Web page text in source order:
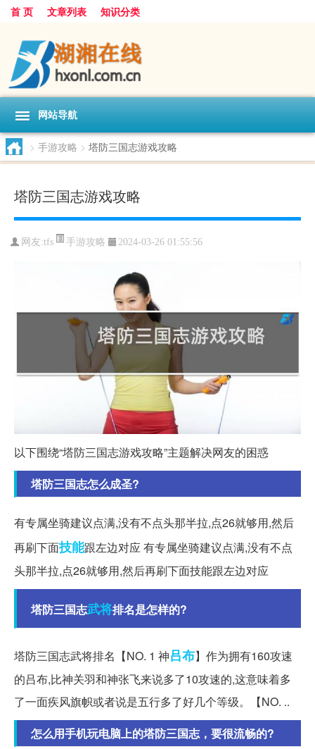
首 页 文章列表 知识分类
网站导航
> 手游攻略 > 塔防三国志游戏攻略
塔防三国志游戏攻略
网友:tfs 手游攻略 2024-03-26 01:55:56
以下围绕“塔防三国志游戏攻略”主题解决网友的困惑
塔防三国志怎么成圣?
有专属坐骑建议点满,没有不点头那半拉,点26就够用,然后
再刷下面技能跟左边对应 有专属坐骑建议点满,没有不点
头那半拉,点26就够用,然后再刷下面技能跟左边对应
塔防三国志武将排名是怎样的?
塔防三国志武将排名【NO. 1 神吕布】作为拥有160攻速
的吕布,比神关羽和神张飞来说多了10攻速的,这意味着多
了一面疾风旗帜或者说是五行多了好几个等级。【NO. ..
怎么用手机玩电脑上的塔防三国志，要很流畅的?